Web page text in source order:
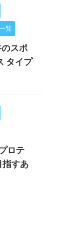
覧
スポ
タイプ
ロテ
指すあ